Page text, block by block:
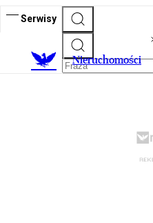
Serwisy
Nieruchomości